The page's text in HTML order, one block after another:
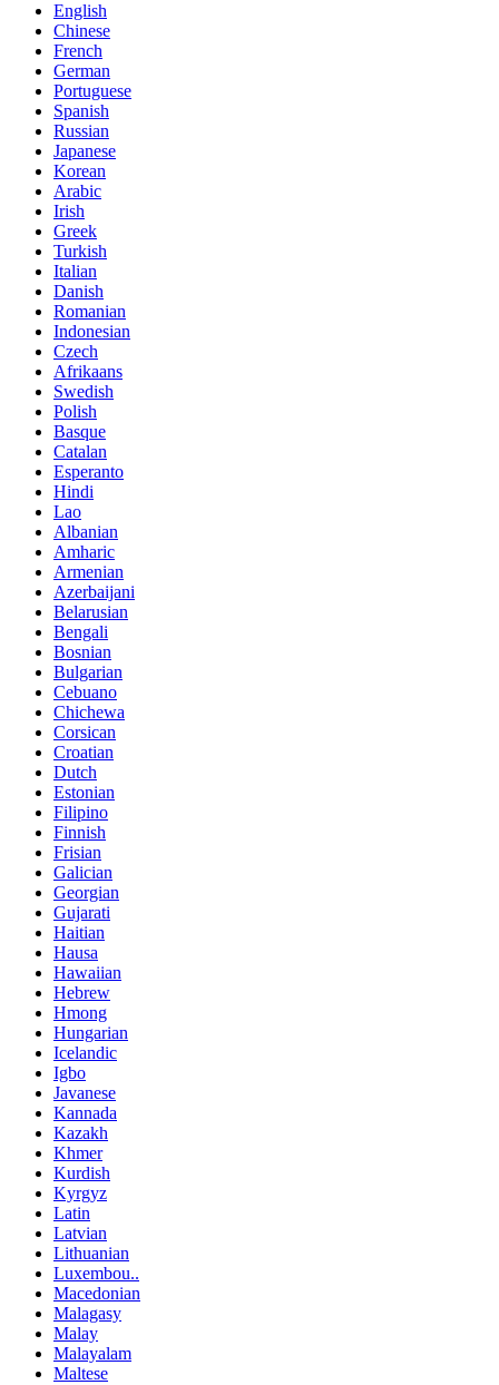
English
Chinese
French
German
Portuguese
Spanish
Russian
Japanese
Korean
Arabic
Irish
Greek
Turkish
Italian
Danish
Romanian
Indonesian
Czech
Afrikaans
Swedish
Polish
Basque
Catalan
Esperanto
Hindi
Lao
Albanian
Amharic
Armenian
Azerbaijani
Belarusian
Bengali
Bosnian
Bulgarian
Cebuano
Chichewa
Corsican
Croatian
Dutch
Estonian
Filipino
Finnish
Frisian
Galician
Georgian
Gujarati
Haitian
Hausa
Hawaiian
Hebrew
Hmong
Hungarian
Icelandic
Igbo
Javanese
Kannada
Kazakh
Khmer
Kurdish
Kyrgyz
Latin
Latvian
Lithuanian
Luxembou..
Macedonian
Malagasy
Malay
Malayalam
Maltese